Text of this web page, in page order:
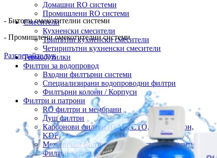
Домашни RO системи
Промишлени RO системи
Смесители
Кухненски смесители
Трипътни кухненски смесители
Четирипътни кухненски смесители
Термобутилки
Филтри за водопровод
Входни филтърни системи
Специализирани водопроводни филтри
Филтърни колони / Корпуси
Филтри и патрони
RO филтри и мембрани
Душ филтри
Карбонови филтри (GAC, CTO, блок карбон,
KDF)
Механични филтри (PP, мрежести, седиментни)
Филтри за домакински уреди
- Битови омекотителни системи
- Промишлени омекотителни системи
Разгледайте тук